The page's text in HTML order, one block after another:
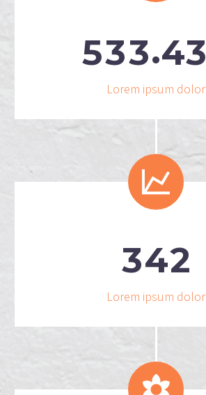
533.43
Lorem ipsum dolor


342
Lorem ipsum dolor